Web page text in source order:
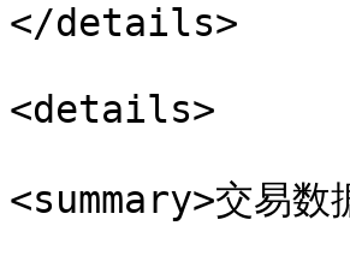
</details>
<details>
<summary>交易